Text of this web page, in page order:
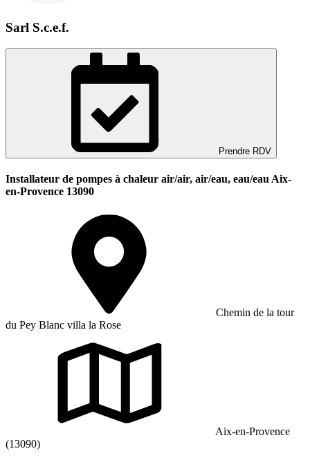
Sarl S.c.e.f.
Prendre RDV
Installateur de pompes à chaleur air/air, air/eau, eau/eau Aix-
en-Provence 13090
Chemin de la tour
du Pey Blanc villa la Rose
Aix-en-Provence
(13090)